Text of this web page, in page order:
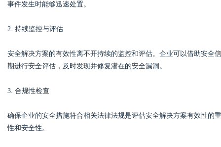
事件发生时能够迅速处置。
2. 持续监控与评估
安全解决方案的有效性离不开持续的监控和评估。企业可以借助安全
期进行安全评估，及时发现并修复潜在的安全漏洞。
3. 合规性检查
确保企业的安全措施符合相关法律法规是评估安全解决方案有效性的
性和安全性。